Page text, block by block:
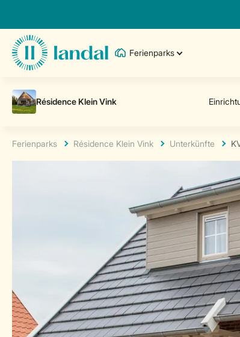
Ferienparks
Ferienparks Résidence Klein Vink Unterkünfte